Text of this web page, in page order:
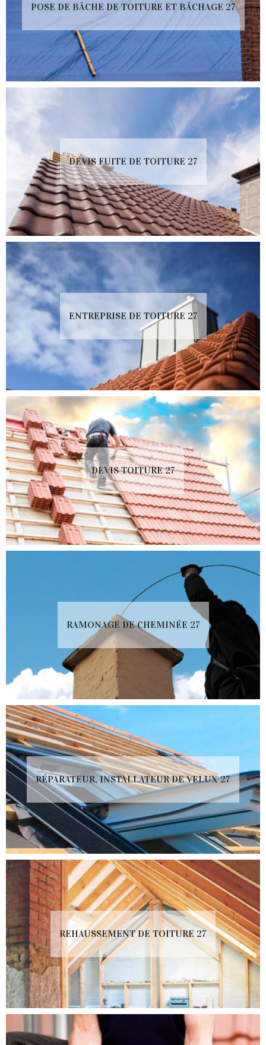
POSE DE BÂCHE DE TOITURE ET BÂCHAGE 27
DEVIS FUITE DE TOITURE 27
ENTREPRISE DE TOITURE 27
DEVIS TOITURE 27
RAMONAGE DE CHEMINÉE 27
RÉPARATEUR, INSTALLATEUR DE VELUX 27
REHAUSSEMENT DE TOITURE 27